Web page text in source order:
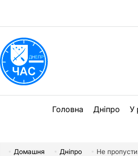
Головна Дніпро У
Домашня Дніпро Не пропусти: